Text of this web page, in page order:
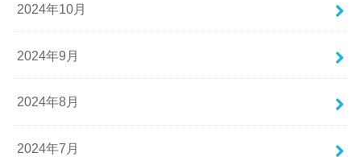
2024年10月
2024年9月
2024年8月
2024年7月